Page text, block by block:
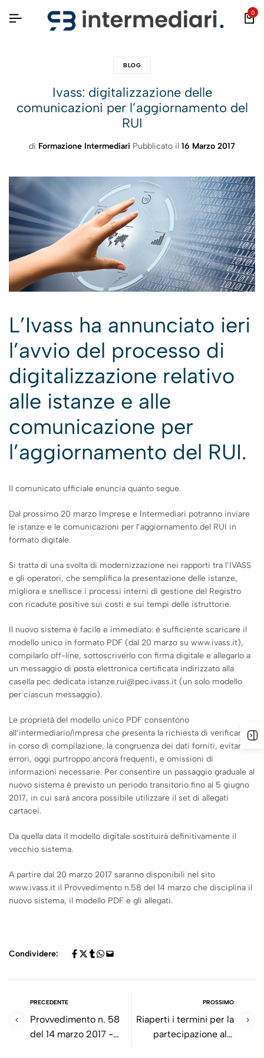
0
BLOG
Ivass: digitalizzazione delle
comunicazioni per l’aggiornamento del
RUI
di Formazione Intermediari Pubblicato il 16 Marzo 2017
L’Ivass ha annunciato ieri
l’avvio del processo di
digitalizzazione relativo
alle istanze e alle
comunicazione per
l’aggiornamento del RUI.
Il comunicato ufficiale enuncia quanto segue.
Dal prossimo 20 marzo Imprese e Intermediari potranno inviare
le istanze e le comunicazioni per l’aggiornamento del RUI in
formato digitale.
Si tratta di una svolta di modernizzazione nei rapporti tra l’IVASS
e gli operatori, che semplifica la presentazione delle istanze,
migliora e snellisce i processi interni di gestione del Registro
con ricadute positive sui costi e sui tempi delle istruttorie.
Il nuovo sistema è facile e immediato: è sufficiente scaricare il
modello unico in formato PDF (dal 20 marzo su www.ivass.it),
compilarlo off-line, sottoscriverlo con firma digitale e allegarlo a
un messaggio di posta elettronica certificata indirizzato alla
casella pec dedicata istanze.rui@pec.ivass.it (un solo modello
per ciascun messaggio).
Le proprietà del modello unico PDF consentono
all’intermediario/impresa che presenta la richiesta di verificare,
in corso di compilazione, la congruenza dei dati forniti, evitando
errori, oggi purtroppo ancora frequenti, e omissioni di
informazioni necessarie. Per consentire un passaggio graduale al
nuovo sistema è previsto un periodo transitorio fino al 5 giugno
2017, in cui sarà ancora possibile utilizzare il set di allegati
cartacei.
Da quella data il modello digitale sostituirà definitivamente il
vecchio sistema.
A partire dal 20 marzo 2017 saranno disponibili nel sito
www.ivass.it il Provvedimento n.58 del 14 marzo che disciplina il
nuovo sistema, il modello PDF e gli allegati.
Condividere:
PRECEDENTE
Provvedimento n. 58
del 14 marzo 2017 -
PROSSIMO
Riaperti i termini per la
partecipazione alla